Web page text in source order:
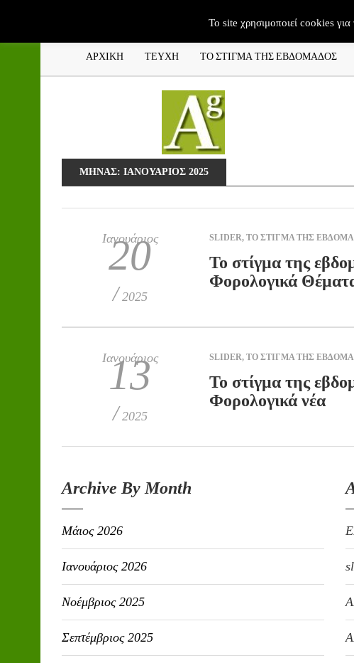
ΑΡΧΙΚΗ ΤΕΥΧΗ ΤΟ ΣΤΙΓΜΑ ΤΗΣ ΕΒΔΟΜΑΔΟΣ
ΜΉΝΑΣ: ΙΑΝΟΥΆΡΙΟΣ 2025
Ιανουάριος
20
/ 2025
SLIDER, ΤΟ ΣΤΙΓΜΑ ΤΗΣ
Το στίγμα της
Φορολογικά
Ιανουάριος
13
/ 2025
SLIDER, ΤΟ ΣΤΙΓΜΑ ΤΗΣ
Το στίγμα της
Φορολογικά νέα
Archive By Month
Μάιος 2026
Ιανουάριος 2026
Νοέμβριος 2025
Σεπτέμβριος 2025
To site χρησιμοποιεί cookies για